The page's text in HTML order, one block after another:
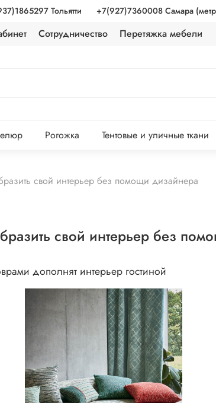
Тольятти +7(927)7360008 Самара
Сотрудничество Перетяжка мебели
Рогожка Тентовые и уличные ткани
свой интерьер без помощи дизайнера
свой интерьер без
дополнят интерьер гостиной